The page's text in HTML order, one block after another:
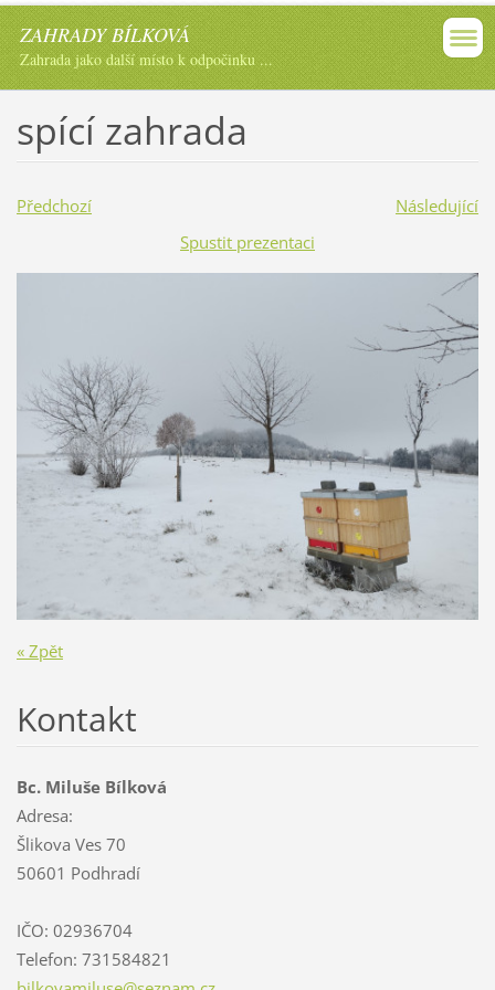
ZAHRADY BÍLKOVÁ
Zahrada jako další místo k odpočinku ...
spící zahrada
Předchozí
Následující
Spustit prezentaci
« Zpět
Kontakt
Bc. Miluše Bílková
Adresa:
Šlikova Ves 70
50601 Podhradí
IČO: 02936704
Telefon: 731584821